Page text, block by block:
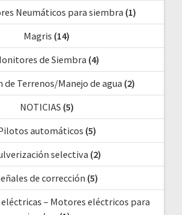
Neumáticos para siembra (1)
Magris (14)
de Siembra (4)
de Terrenos/Manejo de agua (2)
NOTICIAS (5)
automáticos (5)
selectiva (2)
de corrección (5)
– Motores eléctricos para